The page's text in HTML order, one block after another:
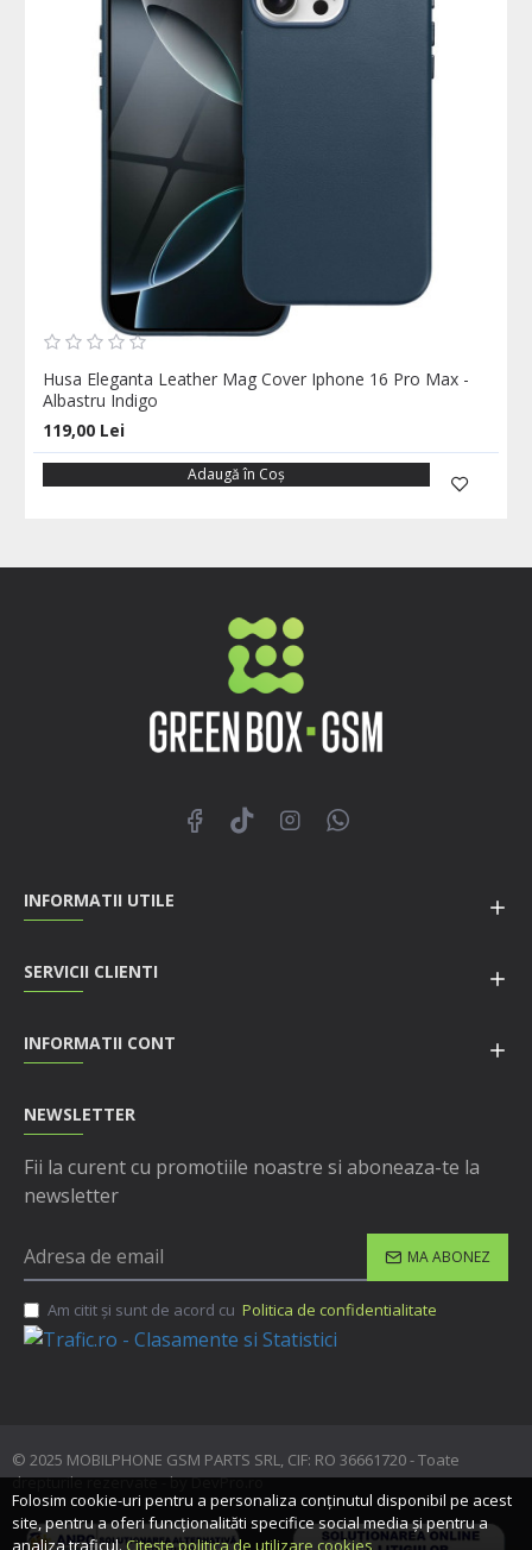
Husa Eleganta Leather Mag Cover Iphone 16 Pro Max -
Albastru Indigo
119,00 Lei
Adaugă în Coş
INFORMATII UTILE
SERVICII CLIENTI
INFORMATII CONT
NEWSLETTER
Fii la curent cu promotiile noastre si aboneaza-te la
newsletter
MA ABONEZ
Am citit şi sunt de acord cu Politica de confidentialitate
© 2025 MOBILPHONE GSM PARTS SRL, CIF: RO 36661720 - Toate
drepturile rezervate - by DevPro.ro
Folosim cookie-uri pentru a personaliza conținutul disponibil pe acest
site, pentru a oferi funcționalităti specifice social media și pentru a
analiza traficul.Citește politica de utilizare cookies